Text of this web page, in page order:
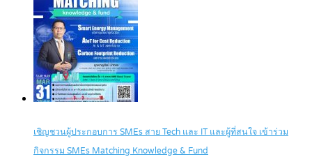
เชิญชวนผู้ประกอบการ SMEs สาย Tech และ IT และผู้ที่สนใจ เข้าร่วม
กิจกรรม SMEs Matching Knowledge & Fund